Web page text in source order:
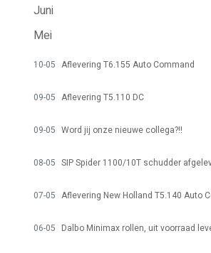
Juni
Mei
10-05 Aflevering T6.155 Auto Command
09-05 Aflevering T5.110 DC
09-05 Word jij onze nieuwe collega?!!
08-05 SIP Spider 1100/10T schudder
07-05 Aflevering New Holland T5.140 Auto
06-05 Dalbo Minimax rollen, uit voorraad